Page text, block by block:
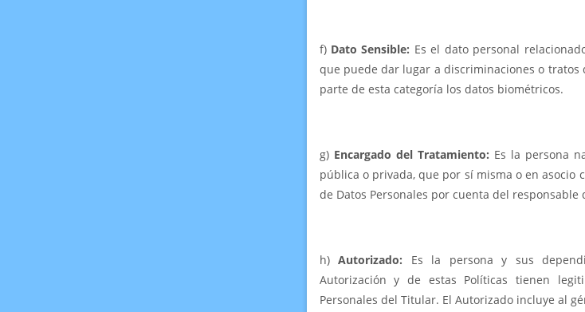
f) Dato Sensible: Es el dato personal
que puede dar lugar a discriminaciones o tratos
parte de esta categoría los datos biométricos.
g) Encargado del Tratamiento: Es la persona
pública o privada, que por sí misma o en asocio
de Datos Personales por cuenta del responsable
h) Autorizado: Es la persona y sus
Autorización y de estas Políticas tienen
Personales del Titular. El Autorizado incluye al